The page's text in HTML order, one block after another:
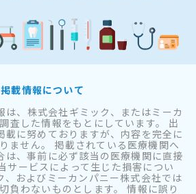
掲載情報について
は、株式会社ギミック、またはミーカ
査した情報をもとにしています。 出
載に努めておりますが、内容を完全に
ません。 掲載されている医療機関へ
は、事前に必ず該当の医療機関に直接
サービスによって生じた損害につい
、およびミーカンパニー株式会社では
負わないものとします。 情報に誤り